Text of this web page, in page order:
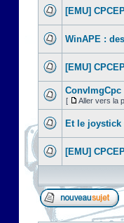
[EMU]
WinAPE :
[EMU]
ConvImgCpc
[ Aller vers la
Et le joystick
[EMU]